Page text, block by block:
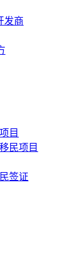
发商
目
民项目
签证